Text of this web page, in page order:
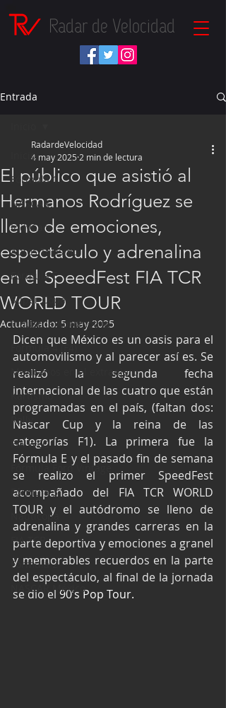
Radar de Velocidad
Entrada
Inicio
Fórmula 1
NASCAR
IndyCar
Autos Turismo
Fórmula E
Súper Copa
Industria Automotriz
Fórmula 4 (F4)
Mexicanos en el extranjero
Kartismo
Rally
FIA WEC
Fórmula Ford Vintage
Fórmula 3
Nauticopa
FIA TCR
Fórmula 2
NASCAR México
El público que asistió al
Hermanos Rodríguez se
lleno de emociones,
espectáculo y adrenalina
en el SpeedFest FIA TCR
WORLD TOUR
RadardeVelocidad
4 may 2025 2 min de lectura
Actualizado: 5 may 2025
Dicen que México es un oasis para el
automovilismo y al parecer así es. Se
realizó la segunda fecha
internacional de las cuatro que están
programadas en el país, (faltan dos:
Nascar Cup y la reina de las
categorías F1). La primera fue la
Fórmula E y el pasado fin de semana
se realizo el primer SpeedFest
acompañado del FIA TCR WORLD
TOUR y el autódromo se lleno de
adrenalina y grandes carreras en la
parte deportiva y emociones a granel
y memorables recuerdos en la parte
del espectáculo, al final de la jornada
se dio el 90’s Pop Tour.